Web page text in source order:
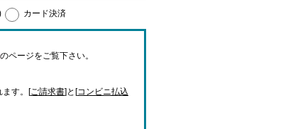
カード決済
のページをご覧下さい。
ます。[ご請求書]と[コンビニ払込